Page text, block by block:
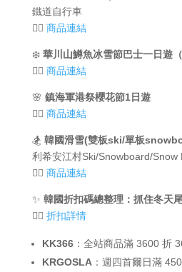
鐵道自行車
👉🏻 商品連結
❄️ 華川山鱒魚冰雪節巴士一日遊（
👉🏻 商品連結
🌸 鎮海軍港祭櫻花節1日遊
👉🏻 商品連結
🏂 韓國滑雪(雙板ski/單板
利希安江村Ski/Snowboard/Snow
👉🏻 商品連結
✨ 韓國折扣碼總整理：抓住冬天
👉🏻 折扣詳情
KK366：全站商品滿 3600 折
KRGOSLA：週四首爾日滿